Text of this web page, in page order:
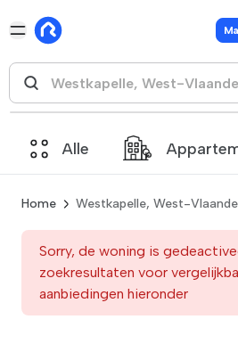
Alle
Home Westkapelle, West-
Sorry, de woning is
zoekresultaten voor
aanbiedingen hieronder